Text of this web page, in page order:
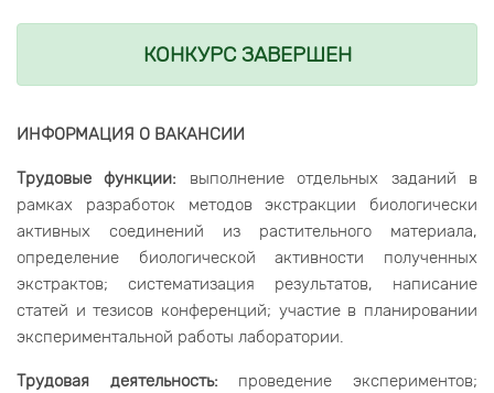
КОНКУРС ЗАВЕРШЕН
ИНФОРМАЦИЯ О ВАКАНСИИ
Трудовые функции: выполнение отдельных заданий в
рамках разработок методов экстракции биологически
активных соединений из растительного материала,
определение биологической активности полученных
экстрактов; систематизация результатов, написание
статей и тезисов конференций; участие в планировании
экспериментальной работы лаборатории.
Трудовая деятельность: проведение экспериментов;